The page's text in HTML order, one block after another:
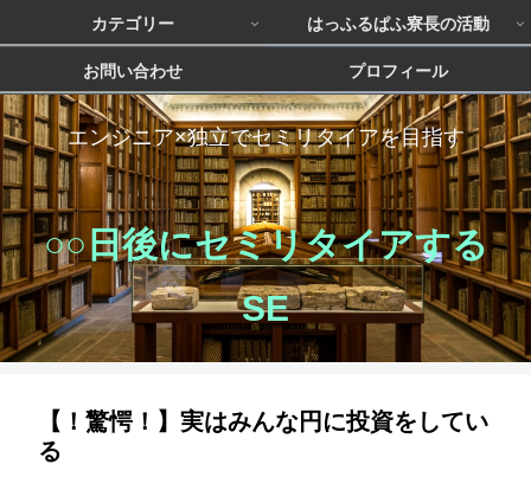
エンジニア×独立でセミリタイアを目指す
○○日後にセミリタイアする
SE
カテゴリー はっふるぱふ寮長の活動
お問い合わせ プロフィール
【！驚愕！】実はみんな円に投資をしてい
る